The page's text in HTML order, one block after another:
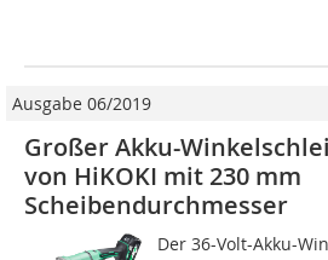
Ausgabe 06/2019
Großer Akku-
von HiKOKI mit 230 mm
Scheibendurchmesser
Der 36-Volt-Akku-